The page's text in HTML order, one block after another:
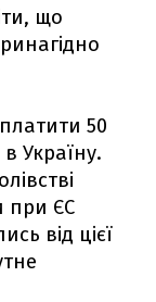
що
50
Україну.
при ЄС
від цієї